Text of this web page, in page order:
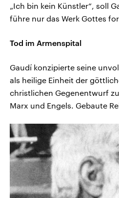
„Ich bin kein Künstler“, soll
führe nur das Werk Gottes
Tod im Armenspital
Gaudí konzipierte seine
als heilige Einheit der
christlichen Gegenentwurf
Marx und Engels. Gebaute